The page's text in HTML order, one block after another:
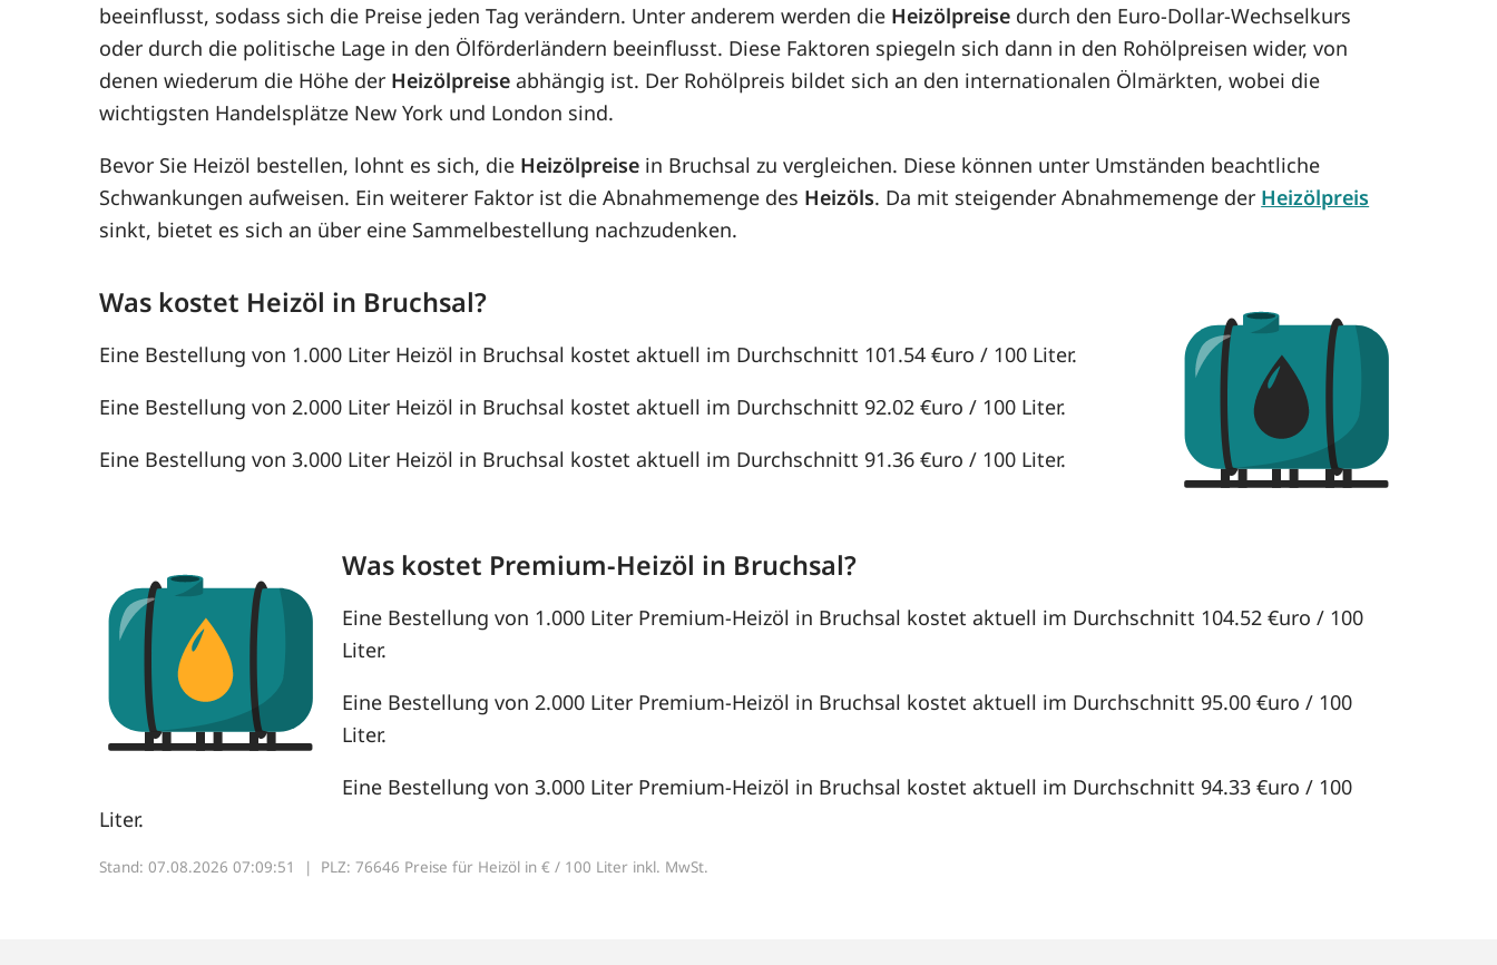
beeinflusst, sodass sich die Preise jeden Tag verändern. Unter anderem werden die Heizölpreise durch den Euro-Dollar-Wechselkurs
oder durch die politische Lage in den Ölförderländern beeinflusst. Diese Faktoren spiegeln sich dann in den Rohölpreisen wider, von
denen wiederum die Höhe der Heizölpreise abhängig ist. Der Rohölpreis bildet sich an den internationalen Ölmärkten, wobei die
wichtigsten Handelsplätze New York und London sind.
Bevor Sie Heizöl bestellen, lohnt es sich, die Heizölpreise in Bruchsal zu vergleichen. Diese können unter Umständen beachtliche
Schwankungen aufweisen. Ein weiterer Faktor ist die Abnahmemenge des Heizöls. Da mit steigender Abnahmemenge der Heizölpreis
sinkt, bietet es sich an über eine Sammelbestellung nachzudenken.
Was kostet Heizöl in Bruchsal?
Eine Bestellung von 1.000 Liter Heizöl in Bruchsal kostet aktuell im Durchschnitt 101.54 €uro / 100 Liter.
Eine Bestellung von 2.000 Liter Heizöl in Bruchsal kostet aktuell im Durchschnitt 92.02 €uro / 100 Liter.
Eine Bestellung von 3.000 Liter Heizöl in Bruchsal kostet aktuell im Durchschnitt 91.36 €uro / 100 Liter.
Was kostet Premium-Heizöl in Bruchsal?
Eine Bestellung von 1.000 Liter Premium-Heizöl in Bruchsal kostet aktuell im Durchschnitt 104.52 €uro / 100
Liter.
Eine Bestellung von 2.000 Liter Premium-Heizöl in Bruchsal kostet aktuell im Durchschnitt 95.00 €uro / 100
Liter.
Eine Bestellung von 3.000 Liter Premium-Heizöl in Bruchsal kostet aktuell im Durchschnitt 94.33 €uro / 100
Liter.
Stand: 07.08.2026 07:09:51 | PLZ: 76646 Preise für Heizöl in € / 100 Liter inkl. MwSt.